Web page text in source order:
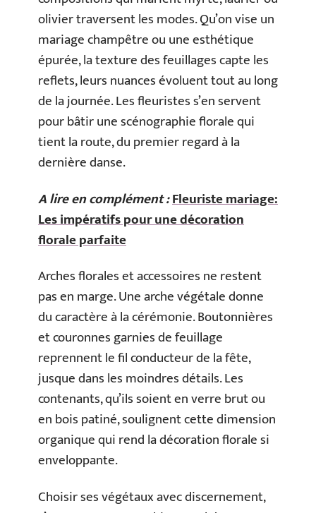
olivier traversent les modes. Qu’on vise un
mariage champêtre ou une esthétique
épurée, la texture des feuillages capte les
reflets, leurs nuances évoluent tout au long
de la journée. Les fleuristes s’en servent
pour bâtir une scénographie florale qui
tient la route, du premier regard à la
dernière danse.
A lire en complément :Fleuriste mariage:
Les impératifs pour une décoration
florale parfaite
Arches florales et accessoires ne restent
pas en marge. Une arche végétale donne
du caractère à la cérémonie. Boutonnières
et couronnes garnies de feuillage
reprennent le fil conducteur de la fête,
jusque dans les moindres détails. Les
contenants, qu’ils soient en verre brut ou
en bois patiné, soulignent cette dimension
organique qui rend la décoration florale si
enveloppante.
Choisir ses végétaux avec discernement,